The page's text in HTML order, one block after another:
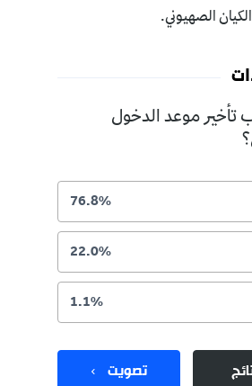
الصهيوني.
موعد الدخول
76.8%
22.0%
1.1%
تصويت